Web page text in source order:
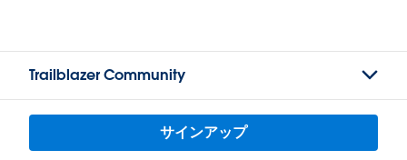
Trailblazer Community
サインアップ